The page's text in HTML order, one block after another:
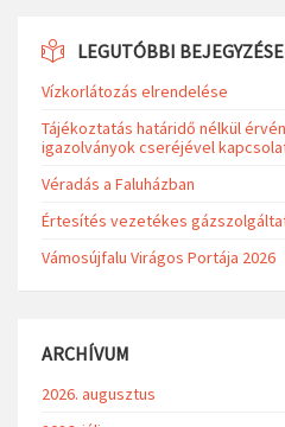
LEGUTÓBBI
Vízkorlátozás elrendelése
Tájékoztatás határidő nélkül
igazolványok cseréjével
Véradás a Faluházban
Értesítés vezetékes
Vámosújfalu Virágos Portája 2026
ARCHÍVUM
2026. augusztus